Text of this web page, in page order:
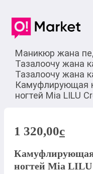
Маникюр жана
Тазалоочу жана
Тазалоочу жана
Камуфлирующая
ногтей Mia LILU
1 320,00c
Камуфлирующая
ногтей Mia